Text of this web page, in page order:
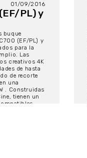
01/09/2016
PL) y
buque
(EF/PL) y
para la
Las
creativos 4K
de hasta
de recorte
una
. Construidas
tienen un